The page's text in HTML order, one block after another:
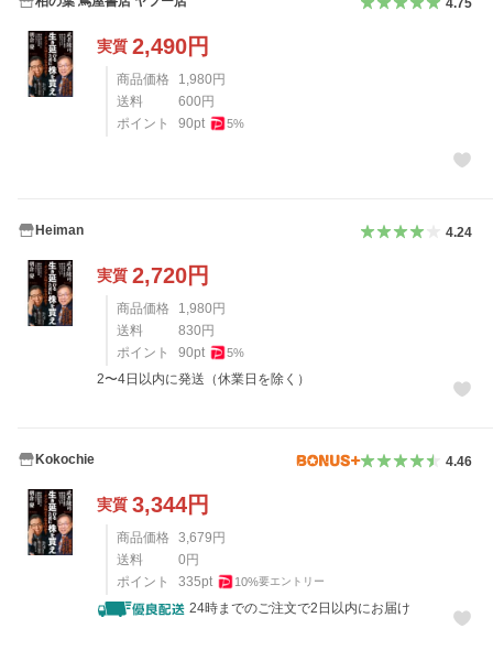
実質 2,490円
商品価格 1,980円
送料
600円
ポイント
90pt 5%
Heiman 4.24
実質 2,720円
商品価格 1,980円
送料
830円
ポイント
90pt 5%
2〜4日以内に発送（休業日を除く）
Kokochie 4.46
実質 3,344円
商品価格 3,679円
送料
0円
ポイント
335pt 10%要エントリー
24時までのご注文で2日以内にお届け